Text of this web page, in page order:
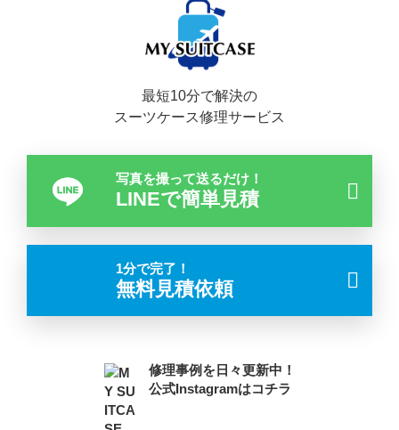
最短10分で解決の
スーツケース修理サービス
写真を撮って送るだけ！
LINEで簡単見積
1分で完了！
無料見積依頼
修理事例を日々更新中！
公式Instagramはコチラ